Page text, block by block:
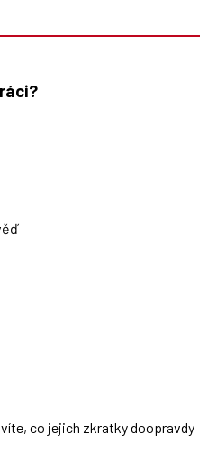
co jejich zkratky doopravdy